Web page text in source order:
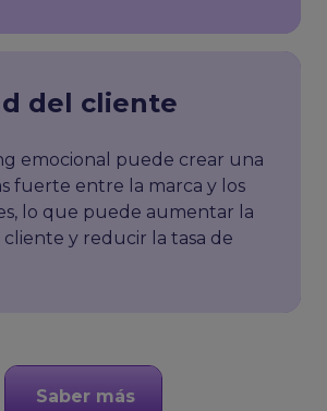
del cliente
emocional puede crear una
fuerte entre la marca y los
lo que puede aumentar la
y reducir la tasa de
Saber más